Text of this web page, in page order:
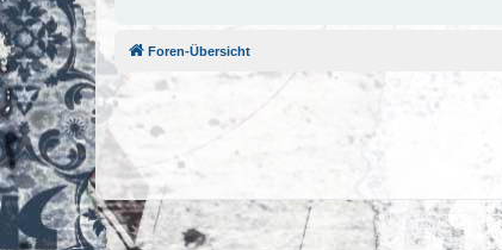
Foren-Übersicht